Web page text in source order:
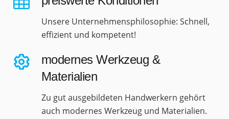
Unsere Unternehmensphilosophie: Schnell,
effizient und kompetent!
modernes Werkzeug &
Materialien
Zu gut ausgebildeten Handwerkern gehört
auch modernes Werkzeug und Materialien.